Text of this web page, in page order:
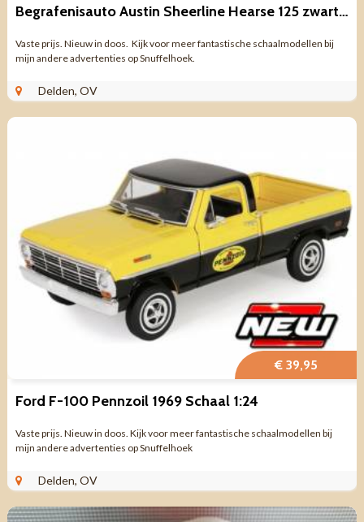
Begrafenisauto Austin Sheerline Hearse 125 zwart Schaal 1:43
Vaste prijs. Nieuw in doos. Kijk voor meer fantastische schaalmodellen bij
mijn andere advertenties op Snuffelhoek.
Delden, OV
€ 39,95
Ford F-100 Pennzoil 1969 Schaal 1:24
Vaste prijs. Nieuw in doos. Kijk voor meer fantastische schaalmodellen bij
mijn andere advertenties op Snuffelhoek
Delden, OV